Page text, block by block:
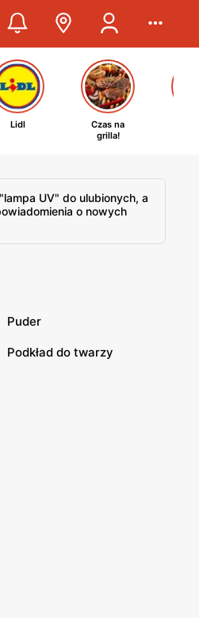
Lidl
Czas na
grilla!
UV" do ulubionych, a
o nowych
Puder
Podkład do twarzy